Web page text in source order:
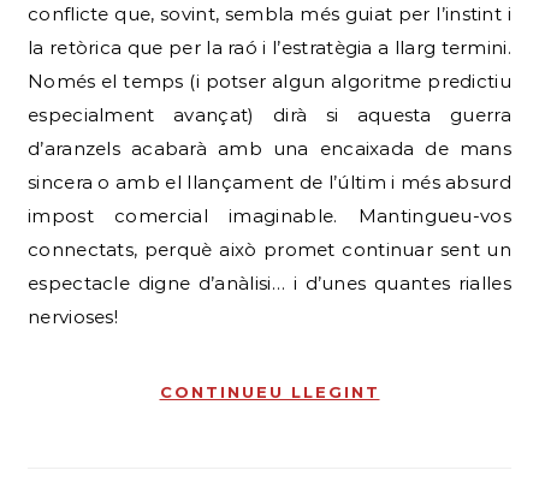
conflicte que, sovint, sembla més guiat per l’instint i
la retòrica que per la raó i l’estratègia a llarg termini.
Només el temps (i potser algun algoritme predictiu
especialment avançat) dirà si aquesta guerra
d’aranzels acabarà amb una encaixada de mans
sincera o amb el llançament de l’últim i més absurd
impost comercial imaginable. Mantingueu-vos
connectats, perquè això promet continuar sent un
espectacle digne d’anàlisi… i d’unes quantes rialles
nervioses!
CONTINUEU LLEGINT